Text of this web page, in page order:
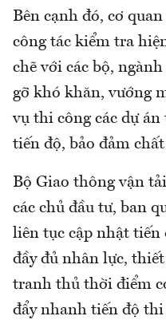
Bên cạnh đó, cơ
công tác kiểm tra
chẽ với các bộ,
gỡ khó khăn, vướng
vụ thi công các dự
tiến độ, bảo đảm
Bộ Giao thông vận
các chủ đầu tư, ban
liên tục cập nhật
đầy đủ nhân lực,
tranh thủ thời điểm
đẩy nhanh tiến độ thi